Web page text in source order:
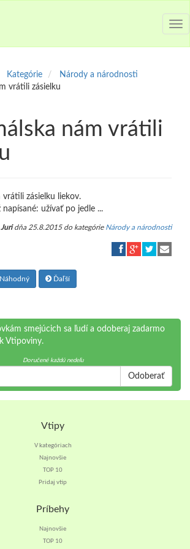
Kategórie
Národy a národnosti
vrátili zásielku
nám vrátili
vrátili zásielku liekov.
užívať po jedle ...
Juridňa 25.8.2015 do kategórie Národy a národnosti
Náhodný Ďaľší
smejúcich sa ľudí a odoberaj zadarmo
Vtipoviny.
Doručené každú nedeľu
Odoberať
Vtipy
V kategóriach
Najnovšie
TOP 10
Pridaj vtip
Príbehy
Najnovšie
TOP 10